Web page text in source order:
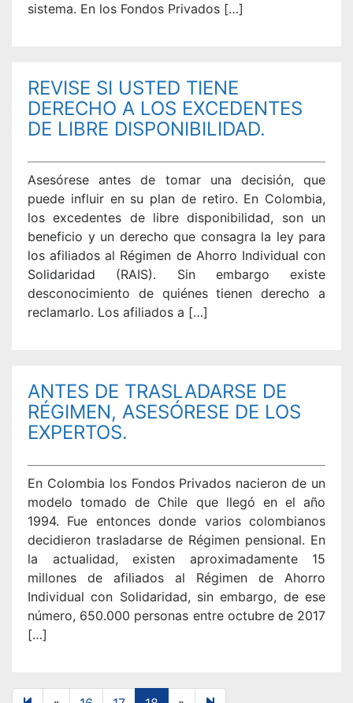
sistema. En los Fondos Privados […]
REVISE SI USTED TIENE
DERECHO A LOS EXCEDENTES
DE LIBRE DISPONIBILIDAD.
Asesórese antes de tomar una decisión, que
puede influir en su plan de retiro. En Colombia,
los excedentes de libre disponibilidad, son un
beneficio y un derecho que consagra la ley para
los afiliados al Régimen de Ahorro Individual con
Solidaridad (RAIS). Sin embargo existe
desconocimiento de quiénes tienen derecho a
reclamarlo. Los afiliados a […]
ANTES DE TRASLADARSE DE
RÉGIMEN, ASESÓRESE DE LOS
EXPERTOS.
En Colombia los Fondos Privados nacieron de un
modelo tomado de Chile que llegó en el año
1994. Fue entonces donde varios colombianos
decidieron trasladarse de Régimen pensional. En
la actualidad, existen aproximadamente 15
millones de afiliados al Régimen de Ahorro
Individual con Solidaridad, sin embargo, de ese
número, 650.000 personas entre octubre de 2017
[…]